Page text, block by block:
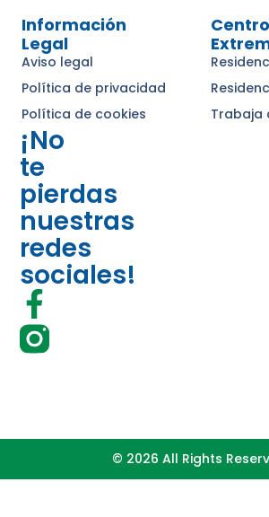
¡No
te
pierdas
nuestras
redes
sociales!
Trabaja
Información
Legal
Aviso legal
Política de privacidad
Política de cookies
© 2026 All Rights